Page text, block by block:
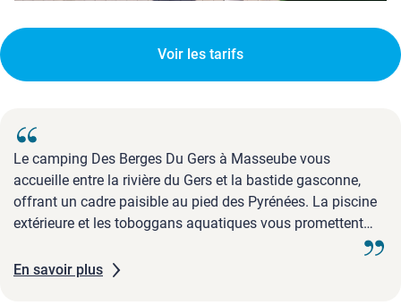
Voir les tarifs
Le camping Des Berges Du Gers à Masseube vous
accueille entre la rivière du Gers et la bastide gasconne,
offrant un cadre paisible au pied des Pyrénées. La piscine
extérieure et les toboggans aquatiques vous promettent
des moments rafraîchissants en famille.Chaque lundi, un
apéritif de bienvenue permet de rencontrer les autres
En savoir plus